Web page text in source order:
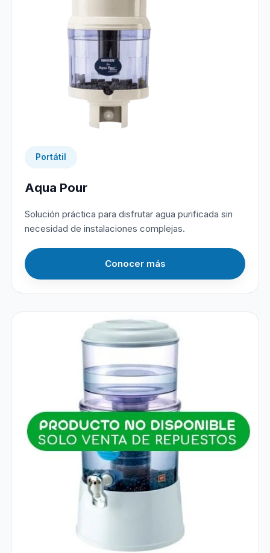
Portátil
Aqua Pour
Solución práctica para disfrutar agua purificada sin
necesidad de instalaciones complejas.
Conocer más